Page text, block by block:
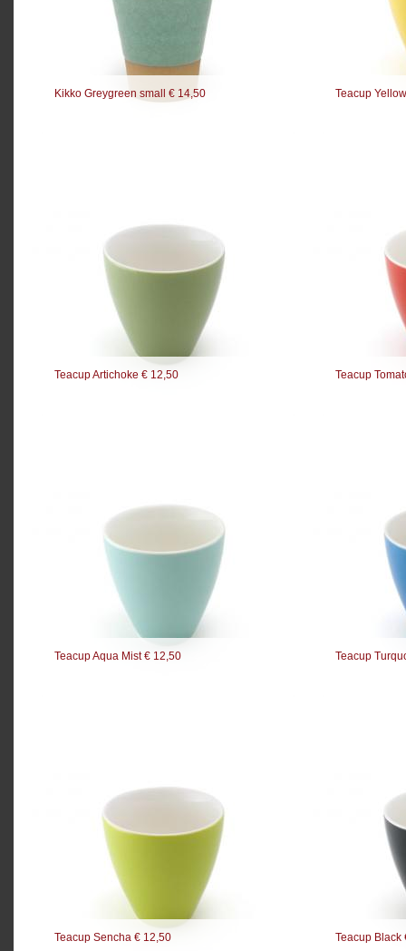
Kikko Greygreen small € 14,50 Teacup
Teacup Artichoke € 12,50 Teacup
Teacup Aqua Mist € 12,50 Teacup
Teacup Sencha € 12,50 Teacup Black